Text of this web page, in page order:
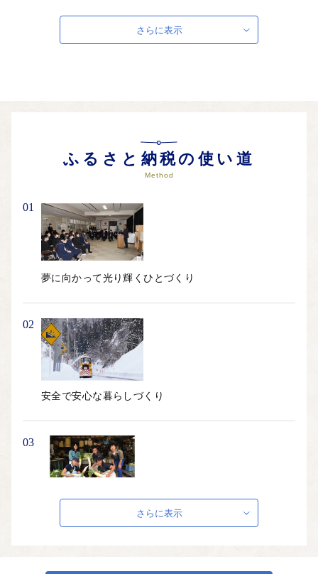
北塩原村は、福島県の北西部・会津地方に位置する人口2,700
人の農業と観光の村です。南東に磐梯山（1,816ｍ）、東に西
原湖、五色沼湖沼群などの約三百とも言われる湖沼群が生ま
れ、磐梯山をはじめとする周囲の山々と湖沼が美しい自然景観
を創り出し、四季折々の楽しみを体験できる日本屈指の高原リ
国立公園に指定され、令和2年に指定70周年を迎えました。
◆北塩原村はこんな村
豊かな姿。
磐梯山の噴火によって形成された桧原湖と、磐梯山の勇壮な姿
は、四季折々の圧倒的な自然景観を生み出し、北塩原に訪れる
人の心を魅了します。
春は満開の桜に出迎えられ、夏は涼しく桧原湖・五色沼湖沼群
の水面に癒され、秋の燃えるような磐梯山の紅葉に心奪われ、
冬の雪深い雪景色は無限の遊び方に心躍る。ぜひ北塩原の四季
を体験してみてください。
２．圧倒的な大自然の中でレジャーを楽しめる
北塩原には、四季折々の自然を活かした様々なレジャー・アク
ティビティがあります。
キャンプ、カヌー＆カヤック、バス釣り、スキー＆スノーボー
ド、氷上わかさぎ釣りなど、四季をそのまま感じていただける
さらに表示
ふるさと納税の使い道
Method
01
夢に向かって光り輝くひとづくり
02
安全で安心な暮らしづくり
03
風土を活かした力強い産業づくり
さらに表示